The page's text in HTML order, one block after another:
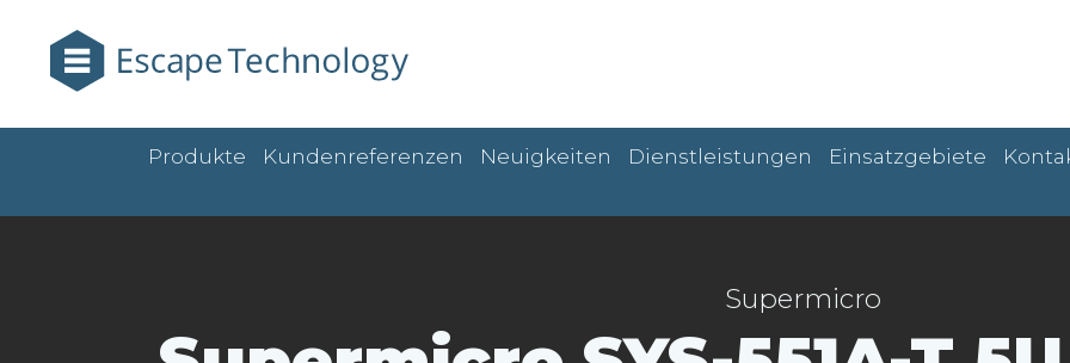
Produkte Kundenreferenzen Neuigkeiten Dienstleistungen Einsatzgebiete
Supermicro